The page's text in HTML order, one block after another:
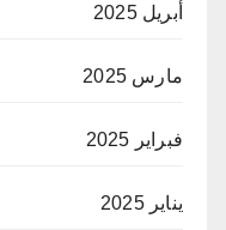
أبريل 2025
مارس 2025
فبراير 2025
يناير 2025